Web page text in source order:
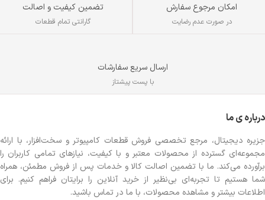
امکان مرجوع سفارش
در صورت عدم رضایت
تضمین کیفیت و اصالت
گارانتی تمام قطعات
ارسال سریع سفارشات
با پست پیشتاز
درباره ی ما
جزیره دیجیتال، مرجع تخصصی فروش قطعات کامپیوتر و سخت‌افزار، با ارائه
مجموعه‌ای گسترده از محصولات معتبر و با کیفیت، نیازهای تمامی کاربران را
برآورده می‌کند. ما با تضمین اصالت کالا و خدمات پس از فروش مطمئن، همراه
شما هستیم تا تجربه‌ای بی‌نظیر از خرید آنلاین را برایتان فراهم کنیم. برای
اطلاعات بیشتر و مشاهده محصولات، با ما در تماس باشید.